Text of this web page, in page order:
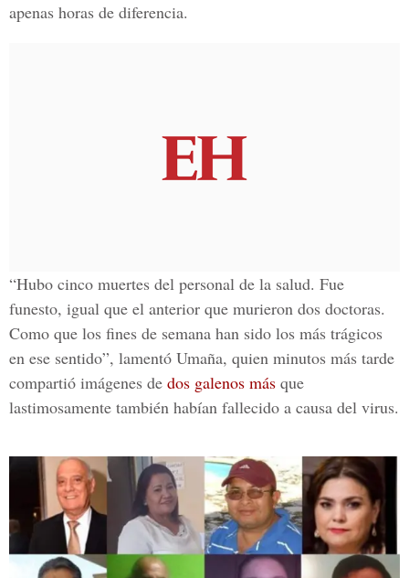
apenas horas de diferencia.
“Hubo cinco muertes del personal de la salud. Fue
funesto, igual que el anterior que murieron dos doctoras.
Como que los fines de semana han sido los más trágicos
en ese sentido”, lamentó Umaña, quien minutos más tarde
compartió imágenes de dos galenos más que
lastimosamente también habían fallecido a causa del virus.